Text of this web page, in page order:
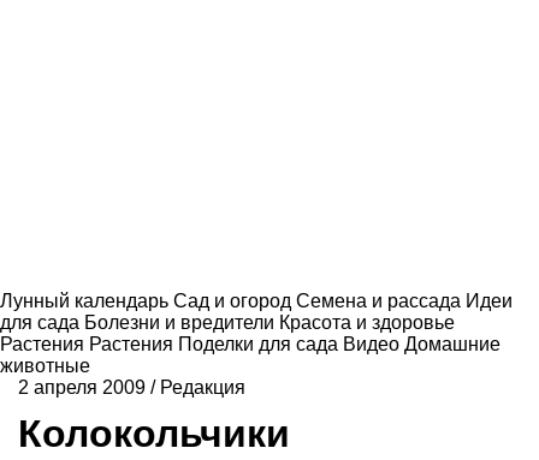
Лунный календарь Сад и огород Семена и рассада Идеи
для сада Болезни и вредители Красота и здоровье
Растения Растения Поделки для сада Видео Домашние
животные
2 апреля 2009 / Редакция
Колокольчики